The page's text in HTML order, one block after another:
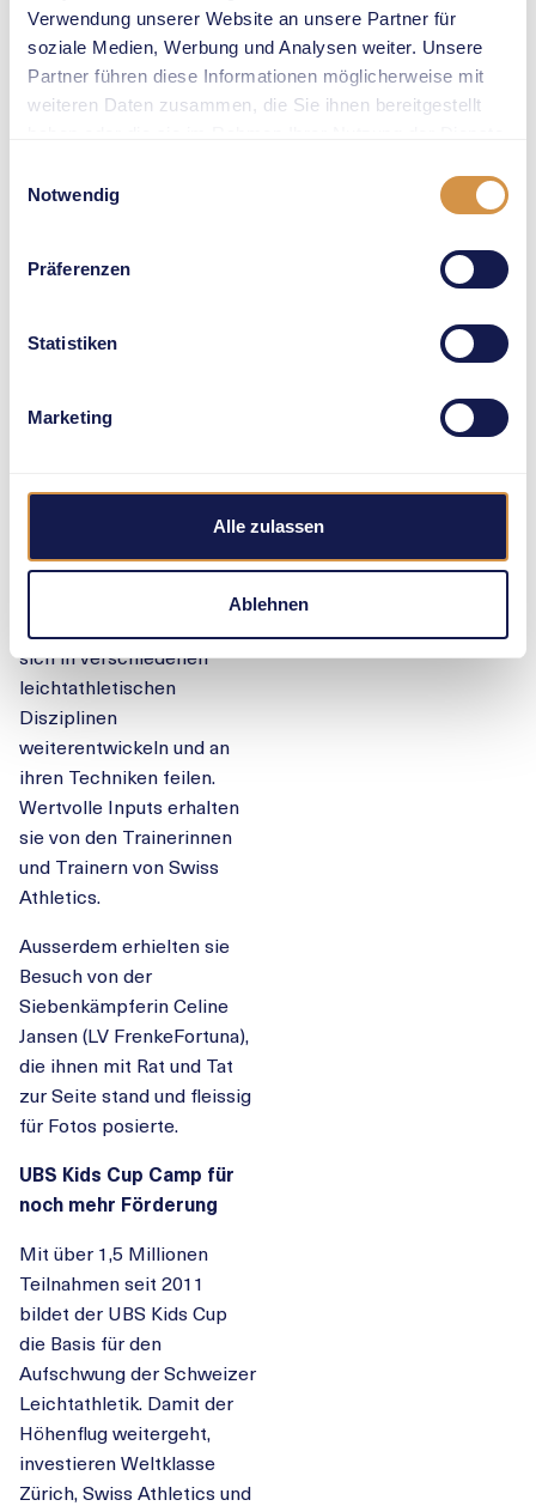
Verwendung unserer Website an unsere Partner für
soziale Medien, Werbung und Analysen weiter. Unsere
Partner führen diese Informationen möglicherweise mit
weiteren Daten zusammen, die Sie ihnen bereitgestellt
Notwendig
Präferenzen
Statistiken
Marketing
Alle zulassen
Ablehnen
Millionen Mal. Das
Leuchtturmprojekt von
Weltklasse Zürich und
Swiss Athletics, ermöglicht
nachhaltigen Beitrag an
Kids sowie deren
unvergesslichen
beim UBS Kids Cup Camp
nationalen
sich in verschiedenen
leichtathletischen
Disziplinen
weiterentwickeln und an
ihren Techniken feilen.
Wertvolle Inputs erhalten
sie von den Trainerinnen
und Trainern von Swiss
Athletics.
Ausserdem erhielten sie
Besuch von der
Siebenkämpferin Celine
Jansen (LV FrenkeFortuna),
die ihnen mit Rat und Tat
zur Seite stand und fleissig
für Fotos posierte.
UBS Kids Cup Camp für
noch mehr Förderung
Mit über 1,5 Millionen
Teilnahmen seit 2011
bildet der UBS Kids Cup
die Basis für den
Aufschwung der Schweizer
Leichtathletik. Damit der
Höhenflug weitergeht,
investieren Weltklasse
Zürich, Swiss Athletics und